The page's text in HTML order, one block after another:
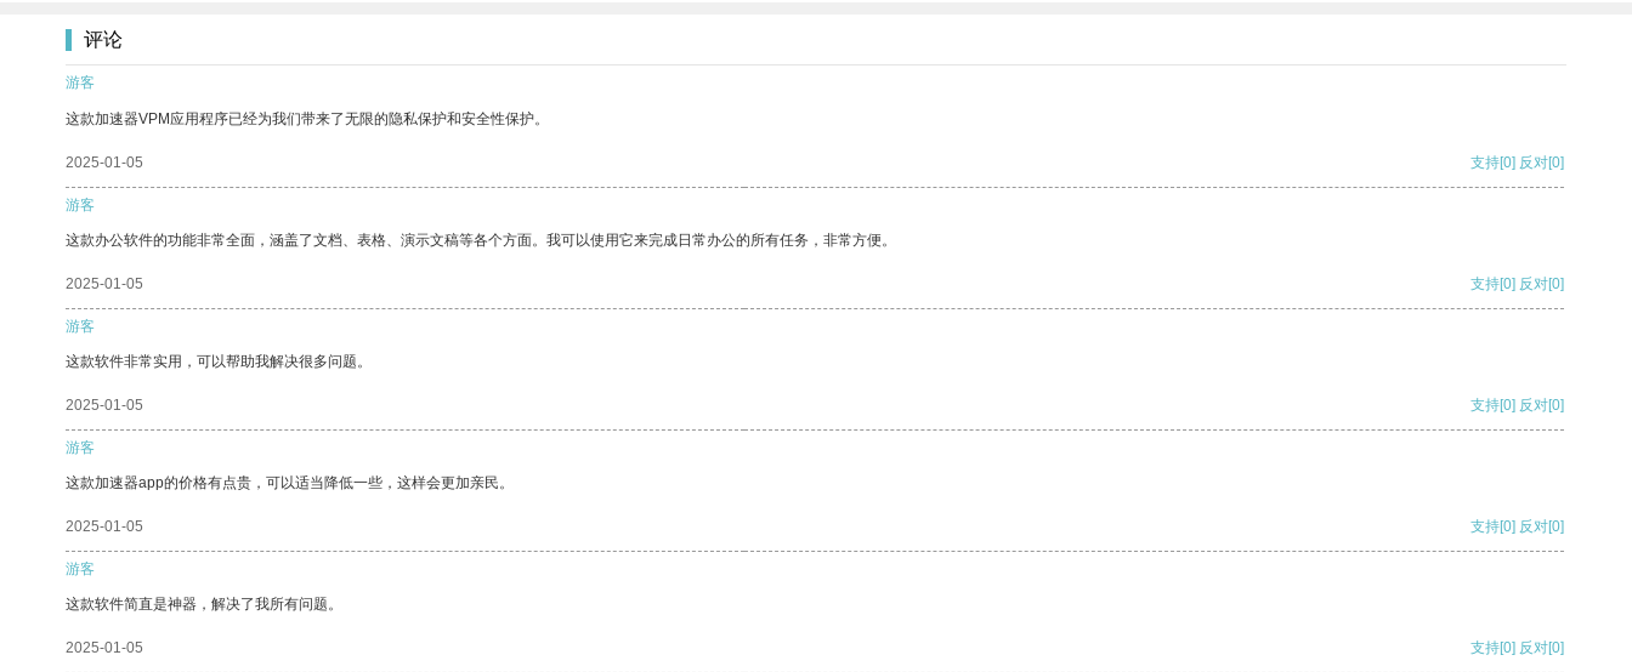
评论
游客
这款加速器VPM应用程序已经为我们带来了无限的隐私保护和安全性保护。
2025-01-05 支持[0] 反对[0]
游客
这款办公软件的功能非常全面，涵盖了文档、表格、演示文稿等各个方面。我可以使用它来完成日常办公的所有任务，非常方便。
2025-01-05 支持[0] 反对[0]
游客
这款软件非常实用，可以帮助我解决很多问题。
2025-01-05 支持[0] 反对[0]
游客
这款加速器app的价格有点贵，可以适当降低一些，这样会更加亲民。
2025-01-05 支持[0] 反对[0]
游客
这款软件简直是神器，解决了我所有问题。
2025-01-05 支持[0] 反对[0]